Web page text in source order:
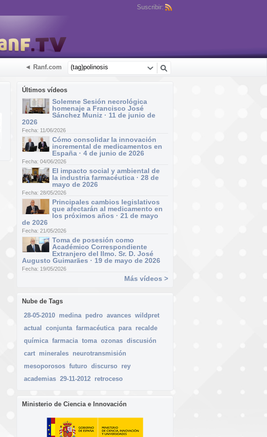
Suscribir:
◄ Ranf.com
Últimos vídeos
Solemne Sesión necrológica
homenaje a Francisco José
Sánchez Muniz · 11 de junio de
2026
Fecha: 11/06/2026
Cómo consolidar la innovación
incremental de medicamentos en
España · 4 de junio de 2026
Fecha: 04/06/2026
El impacto social y ambiental de
la industria farmacéutica · 28 de
mayo de 2026
Fecha: 28/05/2026
Principales cambios legislativos
que afectarán al medicamento en
los próximos años · 21 de mayo
de 2026
Fecha: 21/05/2026
Toma de posesión como
Académico Correspondiente
Extranjero del Ilmo. Sr. D. José
Augusto Guimarães · 19 de mayo de 2026
Fecha: 19/05/2026
Más vídeos >
Nube de Tags
28-05-2010 medina pedro avances wildpret
actual
conjunta farmacéutica para recalde
química farmacia toma ozonas discusión
cart minerales neurotransmisión
mesoporosos futuro discurso rey
academias 29-11-2012 retroceso
Ministerio de Ciencia e Innovación